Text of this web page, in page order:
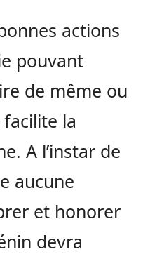
actions
pouvant
de même ou
facilite la
A l’instar de
aucune
et honorer
devra